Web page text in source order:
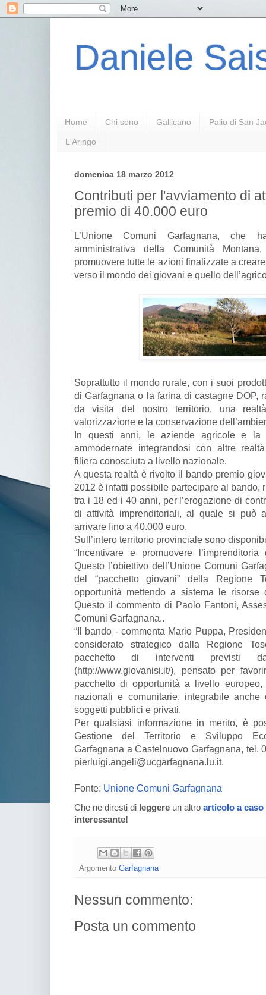
Daniele
Home Chi sono Gallicano Palio di San
L'Aringo
domenica 18 marzo 2012
Contributi per l'avviamento di
premio di 40.000 euro
L’Unione Comuni Garfagnana, che
amministrativa della Comunità
promuovere tutte le azioni finalizzate a
verso il mondo dei giovani e quello
Soprattutto il mondo rurale, con i suoi
di Garfagnana o la farina di castagne DOP,
da visita del nostro territorio, una
valorizzazione e la conservazione
In questi anni, le aziende agricole e la
ammodernate integrandosi con altre
filiera conosciuta a livello nazionale.
A questa realtà è rivolto il bando premio
2012 è infatti possibile partecipare al bando,
tra i 18 ed i 40 anni, per l’erogazione di
di attività imprenditoriali, al quale si può
arrivare fino a 40.000 euro.
Sull’intero territorio provinciale sono
“Incentivare e promuovere
Questo l’obiettivo dell’Unione Comuni
del “pacchetto giovani” della Regione
opportunità mettendo a sistema le
Questo il commento di Paolo Fantoni,
Comuni Garfagnana..
“Il bando - commenta Mario Puppa,
considerato strategico dalla Regione
pacchetto di interventi previsti
(http://www.giovanisi.it/), pensato per
pacchetto di opportunità a livello
nazionali e comunitarie, integrabile
soggetti pubblici e privati.
Per qualsiasi informazione in merito, è
Gestione del Territorio e Sviluppo
Garfagnana a Castelnuovo Garfagnana, tel.
pierluigi.angeli@ucgarfagnana.lu.it.
Fonte: Unione Comuni Garfagnana
Che ne diresti di leggere un altro articolo a caso
interessante!
Argomento Garfagnana
Nessun commento:
Posta un commento